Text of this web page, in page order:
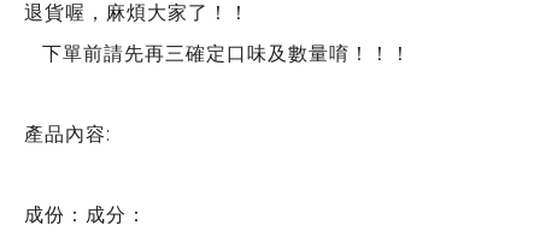
退貨喔，麻煩大家了！！
下單前請先再三確定口味及數量唷！！！
產品內容:
成份：成分：